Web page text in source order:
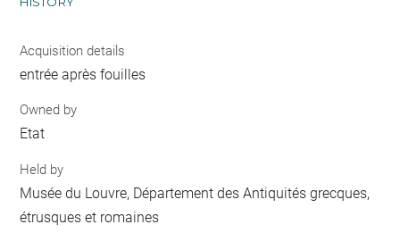
Acquisition details
entrée après fouilles
Owned by
Etat
Held by
Musée du Louvre, Département des Antiquités grecques,
étrusques et romaines